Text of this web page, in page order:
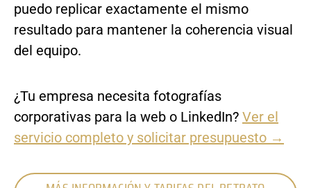
puedo replicar exactamente el mismo
resultado para mantener la coherencia visual
del equipo.
¿Tu empresa necesita fotografías
corporativas para la web o LinkedIn? Ver el
servicio completo y solicitar presupuesto →